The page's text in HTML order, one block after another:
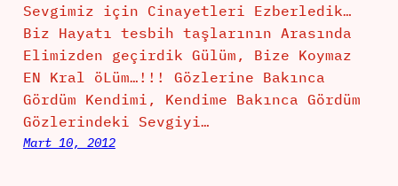
Sevgimiz için Cinayetleri Ezberledik…
Biz Hayatı tesbih taşlarının Arasında
Elimizden geçirdik Gülüm, Bize Koymaz
EN Kral öLüm…!!! Gözlerine Bakınca
Gördüm Kendimi, Kendime Bakınca Gördüm
Gözlerindeki Sevgiyi…
Mart 10, 2012